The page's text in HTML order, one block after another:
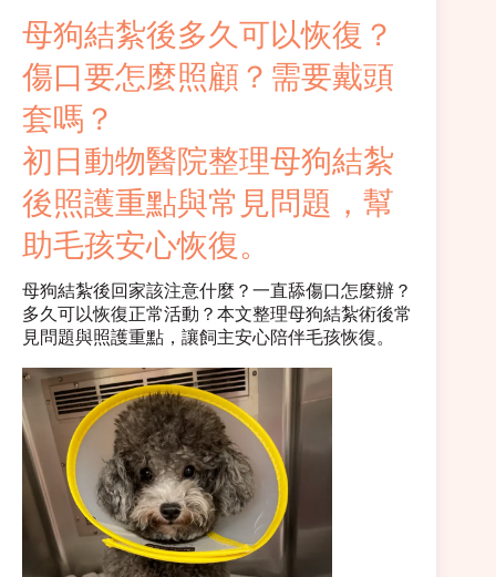
母狗結紮後多久可以恢復？
傷口要怎麼照顧？需要戴頭
套嗎？
初日動物醫院整理母狗結紮
後照護重點與常見問題，幫
助毛孩安心恢復。
母狗結紮後回家該注意什麼？一直舔傷口怎麼辦？
多久可以恢復正常活動？本文整理母狗結紮術後常
見問題與照護重點，讓飼主安心陪伴毛孩恢復。